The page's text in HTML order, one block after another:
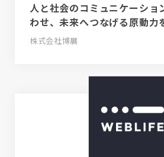
人と社会のコミュニケーショ
わせ、未来へつなげる原動力
株式会社博展